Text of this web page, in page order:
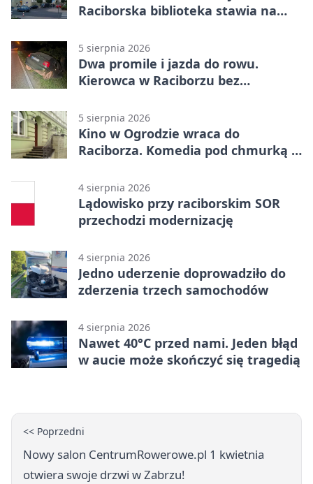
Raciborska biblioteka stawia na
5 sierpnia 2026
Dwa promile i jazda do rowu.
Kierowca w Raciborzu bez
5 sierpnia 2026
Kino w Ogrodzie wraca do
Raciborza. Komedia pod chmurką w
4 sierpnia 2026
Lądowisko przy raciborskim SOR
przechodzi modernizację
4 sierpnia 2026
Jedno uderzenie doprowadziło do
zderzenia trzech samochodów
4 sierpnia 2026
Nawet 40°C przed nami. Jeden błąd
w aucie może skończyć się tragedią
<< Poprzedni
Nowy salon CentrumRowerowe.pl 1 kwietnia
otwiera swoje drzwi w Zabrzu!